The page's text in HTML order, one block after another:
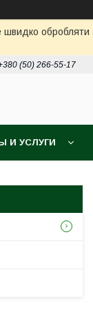
обробляти
(50) 266-55-17
И УСЛУГИ